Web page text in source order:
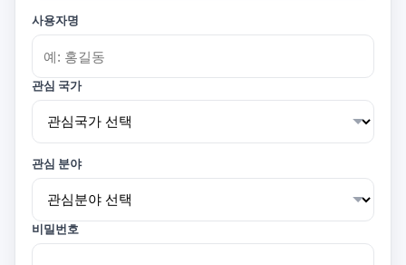
사용자명
관심 국가
관심 분야
비밀번호